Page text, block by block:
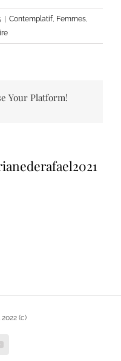
Contemplatif, Femmes,
Your Platform!
(c)